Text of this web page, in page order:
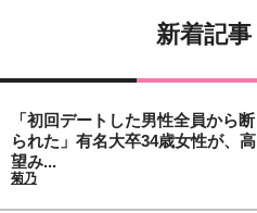
新着記事
「初回デートした男性全員から断
られた」有名大卒34歳女性が、高
望み...
菊乃